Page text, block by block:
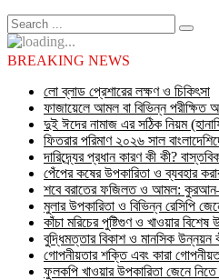
BREAKING NEWS
লো ব্লাড প্রেশারের লক্ষণ ও চিকিৎসা
ফাজায়েলে আমল বা বিভিন্ন পরীক্ষিত
দুই ঈদের নামাজ এর সঠিক নিয়ম
ফিতরার পরিমাণ ২০২৬ সাল
দারিদ্র্যের প্রধান কারণ কী কী?
পেঁপের কষের উপকারিতা ও ব্যবহার
শবে বরাতের ফজিলত ও আমল:
মুলার উপকারিতা ও বিভিন্ন রেসিপি
কাঁচা মরিচের পুষ্টিগুণ ও খাওয়ার বিশেষ
বুদ্ধিমত্তার বিকাশ ও মানসিক উন্নয়ন
গোপনীয়তার শক্তি এবং কারা
ফুলকপি খাওয়ার উপকারিতা জেনে